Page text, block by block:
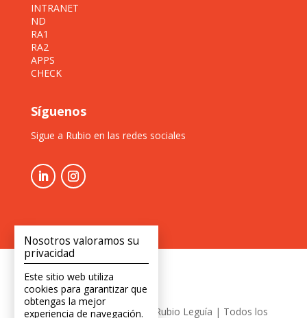
INTRANET
ND
RA1
RA2
APPS
CHECK
Síguenos
Sigue a Rubio en las redes sociales
Copyright © 2026 Estudio Rubio Leguía | Todos los
Nosotros valoramos su
privacidad
Este sitio web utiliza
cookies para garantizar que
obtengas la mejor
experiencia de navegación.